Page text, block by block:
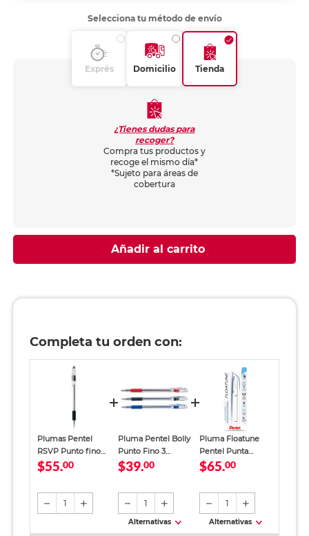
Selecciona tu método de envío
Exprés Domicilio Tienda
¿Tienes dudas para
recoger?
Compra tus productos y
recoge el mismo día*
*Sujeto para áreas de
cobertura
Añadir al carrito
Completa tu orden con:
Plumas Pentel
RSVP Punto fino
Tinta Negra 2
$55.00
1
Pluma Pentel Bolly
Punto Fino 3
piezas
$39.00
1
Alternativas
Pluma Floatune
Pentel Punta
Rodante Tinta Azul
$65.00
1
Alternativas